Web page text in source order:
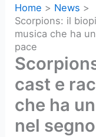
Home
News
Scorpions: il
musica che ha
pace
cast e
che ha
nel